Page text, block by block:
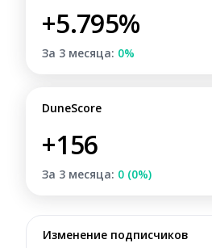
+5.795%
За 3 месяца: 0%
DuneScore
+156
За 3 месяца: 0 (0%)
Изменение подписчиков